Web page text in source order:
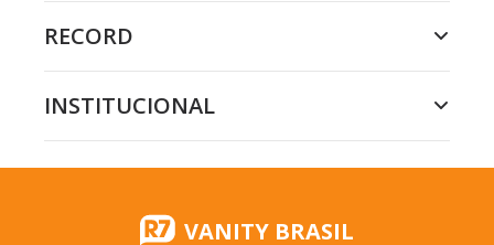
RECORD
INSTITUCIONAL
VANITY BRASIL